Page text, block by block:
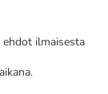
ilmaisesta